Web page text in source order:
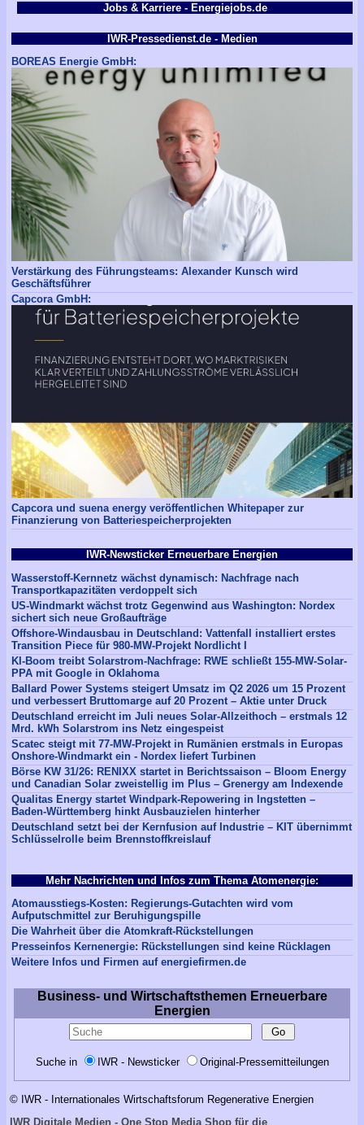
Mehr Nachrichten und Infos zum Thema Atomenergie:
Atomausstiegs-Kosten: Regierungs-Gutachten wird vom
Aufputschmittel zur Beruhigungspille
Die Wahrheit über die Atomkraft-Rückstellungen
Presseinfos Kernenergie: Rückstellungen sind keine Rücklagen
Weitere Infos und Firmen auf energiefirmen.de
Jobs & Karriere - Energiejobs.de
IWR-Pressedienst.de - Medien
BOREAS Energie GmbH:
Verstärkung des Führungsteams: Alexander Kunsch wird
Geschäftsführer
Capcora GmbH:
Capcora und suena energy veröffentlichen Whitepaper zur
Finanzierung von Batteriespeicherprojekten
IWR-Newsticker Erneuerbare Energien
Wasserstoff-Kernnetz wächst dynamisch: Nachfrage nach
Transportkapazitäten verdoppelt sich
US-Windmarkt wächst trotz Gegenwind aus Washington: Nordex
sichert sich neue Großaufträge
Offshore-Windausbau in Deutschland: Vattenfall installiert erstes
Transition Piece für 980-MW-Projekt Nordlicht I
KI-Boom treibt Solarstrom-Nachfrage: RWE schließt 155-MW-Solar-
PPA mit Google in Oklahoma
Ballard Power Systems steigert Umsatz im Q2 2026 um 15 Prozent
und verbessert Bruttomarge auf 20 Prozent – Aktie unter Druck
Deutschland erreicht im Juli neues Solar-Allzeithoch – erstmals 12
Mrd. kWh Solarstrom ins Netz eingespeist
Scatec steigt mit 77-MW-Projekt in Rumänien erstmals in Europas
Onshore-Windmarkt ein - Nordex liefert Turbinen
Börse KW 31/26: RENIXX startet in Berichtssaison – Bloom Energy
und Canadian Solar zweistellig im Plus – Grenergy am Indexende
Qualitas Energy startet Windpark-Repowering in Ingstetten –
Baden-Württemberg hinkt Ausbauzielen hinterher
Deutschland setzt bei der Kernfusion auf Industrie – KIT übernimmt
Schlüsselrolle beim Brennstoffkreislauf
Business- und Wirtschaftsthemen Erneuerbare
Energien
Suche in IWR - Newsticker Original-Pressemitteilungen
© IWR - Internationales Wirtschaftsforum Regenerative Energien
IWR Digitale Medien - One Stop Media Shop für die